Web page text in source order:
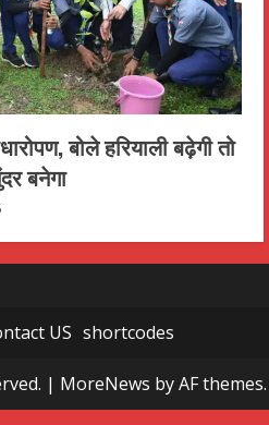
बोले हरियाली बढ़ेगी तो
बनेगा
US shortcodes
| MoreNews by AF themes.